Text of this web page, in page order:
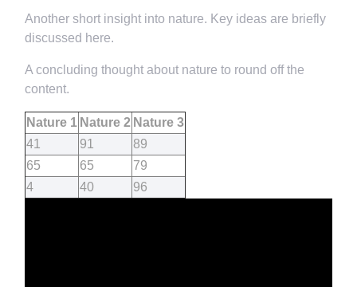
Another short insight into nature. Key ideas are briefly
discussed here.
A concluding thought about nature to round off the
content.
Nature 1 Nature 2 Nature 3
41
91
89
65
65
79
4
40 96